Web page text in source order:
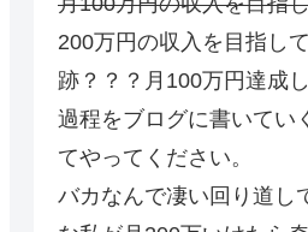
200万円の収入を目指し
跡？？？月100万円達成
過程をブログに書いてい
てやってください。
バカなんで凄い回り道し